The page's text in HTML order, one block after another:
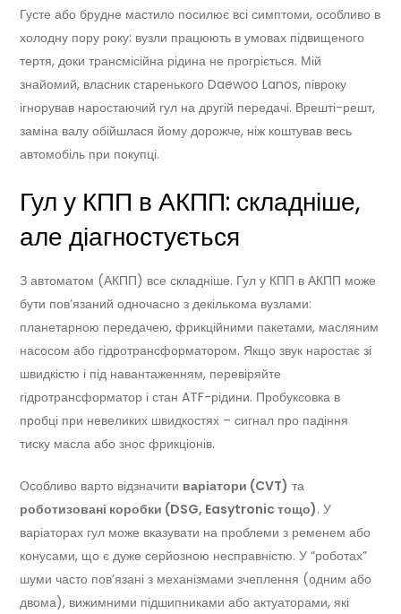
Густе або брудне мастило посилює всі симптоми, особливо в
холодну пору року: вузли працюють в умовах підвищеного
тертя, доки трансмісійна рідина не прогріється. Мій
знайомий, власник старенького Daewoo Lanos, півроку
ігнорував наростаючий гул на другій передачі. Врешті-решт,
заміна валу обійшлася йому дорожче, ніж коштував весь
автомобіль при покупці.
Гул у КПП в АКПП: складніше,
але діагностується
З автоматом (АКПП) все складніше. Гул у КПП в АКПП може
бути пов’язаний одночасно з декількома вузлами:
планетарною передачею, фрикційними пакетами, масляним
насосом або гідротрансформатором. Якщо звук наростає зі
швидкістю і під навантаженням, перевіряйте
гідротрансформатор і стан ATF-рідини. Пробуксовка в
пробці при невеликих швидкостях – сигнал про падіння
тиску масла або знос фрикціонів.
Особливо варто відзначити варіатори (CVT) та
роботизовані коробки (DSG, Easytronic тощо). У
варіаторах гул може вказувати на проблеми з ременем або
конусами, що є дуже серйозною несправністю. У “роботах”
шуми часто пов’язані з механізмами зчеплення (одним або
двома), вижимними підшипниками або актуаторами, які